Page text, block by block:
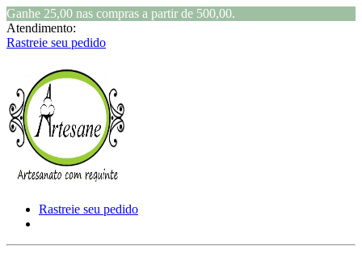
Ganhe 25,00 nas compras a partir de 500,00.
Atendimento:
Rastreie seu pedido
Rastreie seu pedido